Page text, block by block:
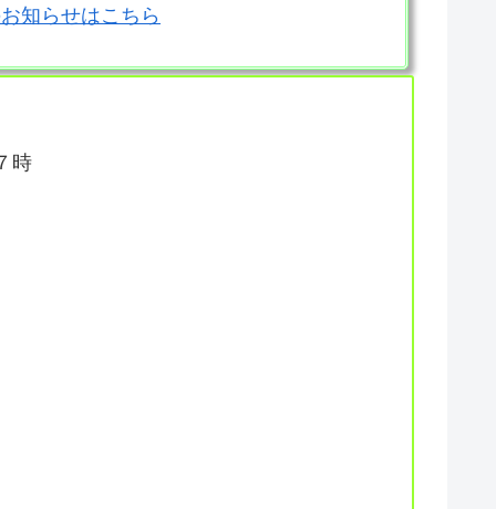
知らせはこちら
時